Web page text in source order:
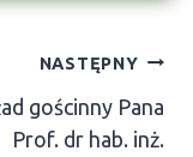
NASTĘPNY
gościnny Pana
Prof. dr hab. inż.